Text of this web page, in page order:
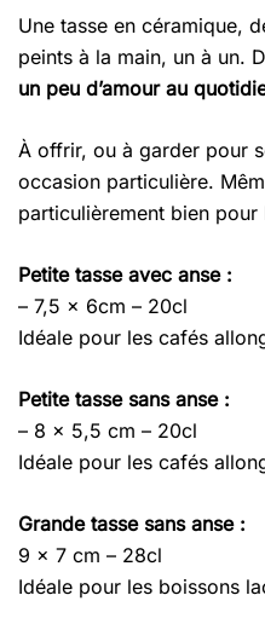
Une tasse en céramique,
peints à la main, un à un.
un peu d’amour au
À offrir, ou à garder pour
occasion particulière.
particulièrement bien pour
Petite tasse avec anse :
– 7,5 x 6cm – 20cl
Idéale pour les cafés
Petite tasse sans anse :
– 8 x 5,5 cm – 20cl
Idéale pour les cafés
Grande tasse sans anse :
9 x 7 cm – 28cl
Idéale pour les boissons